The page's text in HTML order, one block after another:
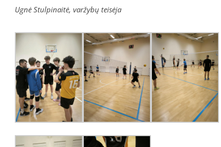
Ugnė Stulpinaitė, varžybų teisėja